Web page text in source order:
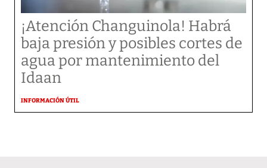
¡Atención Changuinola! Habrá
baja presión y posibles cortes de
agua por mantenimiento del
Idaan
INFORMACIÓN ÚTIL